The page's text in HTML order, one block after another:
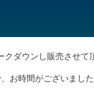
ダウンし販売させて
お時間がございまし